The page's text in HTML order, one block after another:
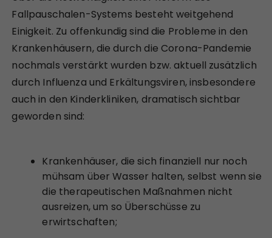
Fallpauschalen-Systems besteht weitgehend
Einigkeit. Zu offenkundig sind die Probleme in den
Krankenhäusern, die durch die Corona-Pandemie
nochmals verstärkt wurden bzw. aktuell zusätzlich
durch Influenza und Erkältungsviren, insbesondere
auch in den Kinderkliniken, dramatisch sichtbar
geworden sind:
Krankenhäuser, die sich finanziell nur noch
mühsam über Wasser halten, selbst wenn sie
die therapeutischen Maßnahmen nicht
ausreizen, um so Überschüsse zu
erwirtschaften;